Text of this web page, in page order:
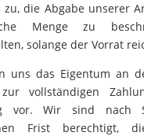
zu, die Abgabe unserer
Menge zu
solange der Vorrat
uns das Eigentum an
vollständigen
vor. Wir sind nach
Frist berechtigt,